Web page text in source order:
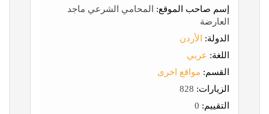
إسم صاحب الموقع: المحامي الشرعي ماجد
العارضة
الدولة:
الأردن
اللغة: عربي
القسم: مواقع اخرى
الزيارات:
التقييم: